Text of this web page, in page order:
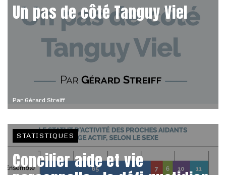
Par Gérard Streiff
Un pas de côté Tanguy Viel
STATISTIQUES
Concilier aide et vie